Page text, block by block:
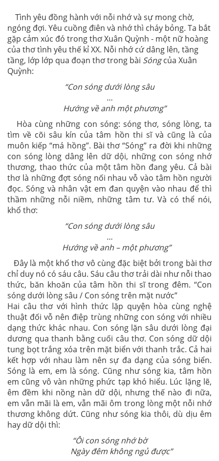
Tình yêu đồng hành với nỗi nhớ và sự mong chờ,
ngóng đợi. Yêu cuồng điên và nhớ thì cháy bỏng. Ta bắt
gặp cảm xúc đó trong thơ Xuân Quỳnh - một nữ hoàng
của thơ tình yêu thế kỉ XX. Nỗi nhớ cứ dâng lên, tầng
tầng, lớp lớp qua đoạn thơ trong bài Sóngcủa Xuân
Quỳnh:
“Con sóng dưới lòng sâu
…
Hướng về anh một phương”
Hòa cùng những con sóng: sóng thơ, sóng lòng, ta
tìm về cõi sâu kín của tâm hồn thi sĩ và cũng là của
muôn kiếp “má hồng”. Bài thơ “Sóng” ra đời khi những
con sóng lòng dâng lên dữ dội, những con sóng nhớ
thương, thao thức của một tâm hồn đang yêu. Cả bài
thơ là những đợt sóng nối nhau vỗ vào tâm hồn người
đọc. Sóng và nhân vật em đan quyện vào nhau để thì
thầm những nỗi niềm, những tâm tư. Và có thể nói,
khổ thơ:
“Con sóng dưới lòng sâu
…
Hướng về anh – một phương”
Đây là một khổ thơ vô cùng đặc biệt bởi trong bài thơ
chỉ duy nó có sáu câu. Sáu câu thơ trải dài như nỗi thao
thức, băn khoăn của tâm hồn thi sĩ trong đêm. “Con
sóng dưới lòng sâu / Con sóng trên mặt nước”
Hai câu thơ với hình thức lặp quyện hòa cùng nghệ
thuật đối vỗ nên điệp trùng những con sóng với nhiều
dạng thức khác nhau. Con sóng lặn sâu dưới lòng đại
dương qua thanh bằng cuối câu thơ. Con sóng dữ dội
tung bọt trắng xóa trên mặt biển với thanh trắc. Cả hai
kết hợp với nhau làm nên sự đa dạng của sóng biển.
Sóng là em, em là sóng. Cũng như sóng kia, tâm hồn
em cũng vô vàn những phức tạp khó hiểu. Lúc lặng lẽ,
êm đềm khi nồng nàn dữ dội, nhưng thế nào đi nữa,
em vẫn mãi là em, vẫn mãi ôm trong lòng một nỗi nhớ
thương không dứt. Cũng như sóng kia thôi, dù dịu êm
hay dữ dội thì:
“Ôi con sóng nhớ bờ
Ngày đêm không ngủ được”